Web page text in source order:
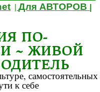
|Для АВТОРОВ
ПО-
~ ЖИВОЙ
самостоятельных
к себе